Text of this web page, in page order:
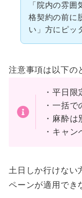
「院内の雰
格契約の前に
い」方にピッ
注意事項は以下の
・平日
・一括で
・麻酔は
・キャ
土日しか行けない
ペーンが適用でき